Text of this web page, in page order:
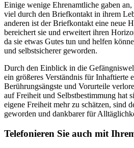
Einige wenige Ehrenamtliche gaben
viel durch den Briefkontakt in ihrem
anderen ist der Briefkontakt eine neue
bereichert sie und erweitert ihren
da sie etwas Gutes tun und helfen
und selbstsicherer geworden.
Durch den Einblick in die
ein größeres Verständnis für Inhaftierte
Berührungsängste und Vorurteile
auf Freiheit und Selbstbestimmung hat
eigene Freiheit mehr zu schätzen, sind
geworden und dankbarer für
Telefonieren Sie auch mit